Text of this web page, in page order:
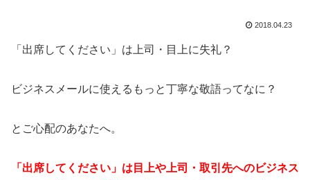
2018.04.23
「出席してください」は上司・目上に失礼？
ビジネスメールに使えるもっと丁寧な敬語ってなに？
とご心配のあなたへ。
「出席してください」は 目上や上司・取引先へのビジネス